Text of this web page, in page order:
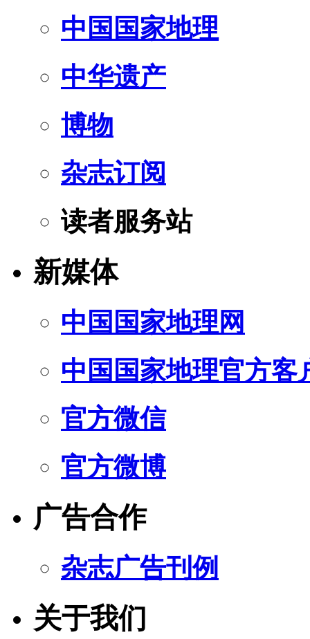
中国国家地理
中华遗产
博物
杂志订阅
读者服务站
新媒体
中国国家地理网
中国国家地理官方客
官方微信
官方微博
广告合作
杂志广告刊例
关于我们